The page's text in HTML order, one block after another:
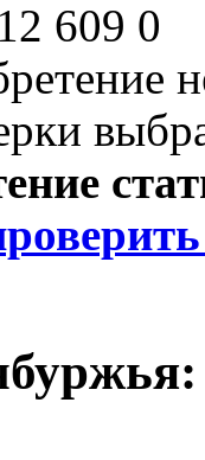
609 0